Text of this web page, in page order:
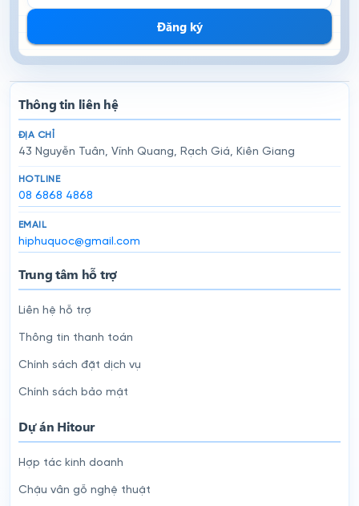
Đăng ký
Thông tin liên hệ
ĐỊA CHỈ
43 Nguyễn Tuân, Vĩnh Quang, Rạch Giá, Kiên Giang
HOTLINE
08 6868 4868
EMAIL
hiphuquoc@gmail.com
Trung tâm hỗ trợ
Liên hệ hỗ trợ
Thông tin thanh toán
Chính sách đặt dịch vụ
Chính sách bảo mật
Dự án Hitour
Hợp tác kinh doanh
Chậu vân gỗ nghệ thuật